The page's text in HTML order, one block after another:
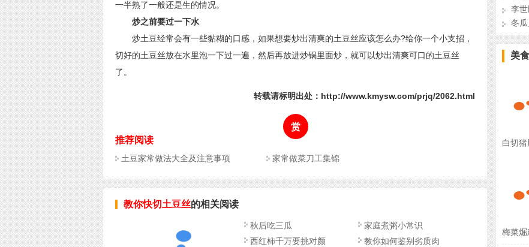
一半熟了一般还是生的情况。
炒之前要过一下水
炒土豆经常会有一些黏糊的口感，如果想要炒出清爽的土豆丝应该怎么办?给你一个小支招，
切好的土豆丝放在水里泡一下过一遍，然后再放进炒锅里面炒，就可以炒出清爽可口的土豆丝
了。
转载请标明出处：http://www.kmysw.com/prjq/2062.html
赏
推荐阅读
土豆家常做法大全及注意事项 家常做菜刀工集锦
教你快切土豆丝的相关阅读
秋后吃三瓜
家庭煮粥小常识
西红柿千万要挑对颜
教你如何鉴别劣质肉
李
冬
美
白切
梅菜煀